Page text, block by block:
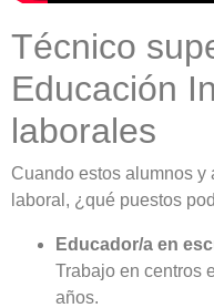
Técnico
Educación
laborales
Cuando estos alumnos
laboral, ¿qué puestos
Educador/a en
Trabajo en centros
años.